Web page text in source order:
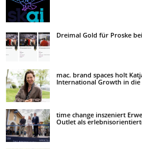
Dreimal Gold für Proske
mac. brand spaces holt
International Growth in die
time change inszeniert
Outlet als